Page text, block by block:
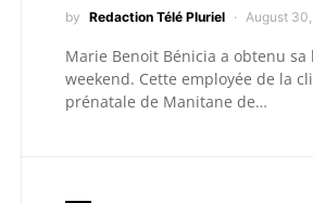
by Redaction Télé Pluriel August 30,
Marie Benoit Bénicia a obtenu
weekend. Cette employée de la
prénatale de Manitane de…